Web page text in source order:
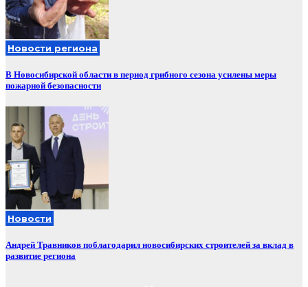
Новости региона
В Новосибирской области в период грибного сезона усилены меры
пожарной безопасности
Новости
Андрей Травников поблагодарил новосибирских строителей за вклад в
развитие региона